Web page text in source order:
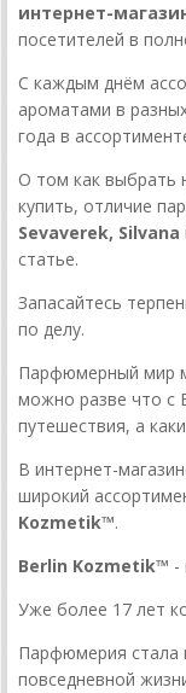
интернет-
посетителей в
С каждым днём
ароматами в
года в
О том как выбрать
купить, отличие
Sevaverek, Silvana
статье.
Запасайтесь
по делу.
Парфюмерный мир
можно разве что с
путешествия, а
В интернет-
широкий
Kozmetik™.
Berlin Kozmetik™ -
Уже более 17 лет
Парфюмерия стала
повседневной